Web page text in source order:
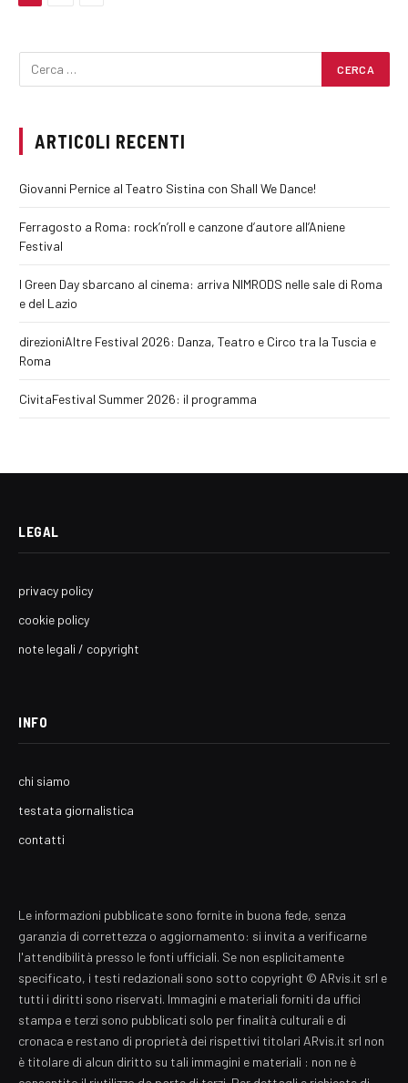
ARTICOLI RECENTI
Giovanni Pernice al Teatro Sistina con Shall We Dance!
Ferragosto a Roma: rock’n’roll e canzone d’autore all’Aniene
Festival
I Green Day sbarcano al cinema: arriva NIMRODS nelle sale di Roma
e del Lazio
direzioniAltre Festival 2026: Danza, Teatro e Circo tra la Tuscia e
Roma
CivitaFestival Summer 2026: il programma
LEGAL
privacy policy
cookie policy
note legali / copyright
INFO
chi siamo
testata giornalistica
contatti
Le informazioni pubblicate sono fornite in buona fede, senza
garanzia di correttezza o aggiornamento: si invita a verificarne
l'attendibilità presso le fonti ufficiali. Se non esplicitamente
specificato, i testi redazionali sono sotto copyright © ARvis.it srl e
tutti i diritti sono riservati. Immagini e materiali forniti da uffici
stampa e terzi sono pubblicati solo per finalità culturali e di
cronaca e restano di proprietà dei rispettivi titolari ARvis.it srl non
è titolare di alcun diritto su tali immagini e materiali : non ne è